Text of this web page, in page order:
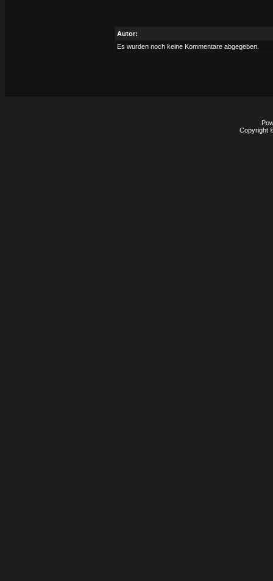
Autor:
Es wurden noch keine Kommentare abgegeben.
Copyright